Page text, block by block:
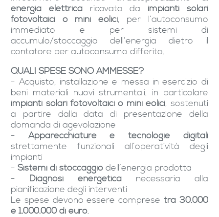
energia elettrica ricavata da impianti solari
fotovoltaici o mini eolici, per l’autoconsumo
immediato e per sistemi di
accumulo/stoccaggio dell’energia dietro il
contatore per autoconsumo differito.
QUALI SPESE SONO AMMESSE?
- Acquisto, installazione e messa in esercizio di
beni materiali nuovi strumentali, in particolare
impianti solari fotovoltaici o mini eolici, sostenuti
a partire dalla data di presentazione della
domanda di agevolazione
- Apparecchiature e tecnologie digitali
strettamente funzionali all’operatività degli
impianti
-Sistemi di stoccaggio dell’energia prodotta
- Diagnosi energeticanecessaria alla
pianificazione degli interventi
Le spese devono essere comprese tra 30.000
e 1.000.000 di euro.